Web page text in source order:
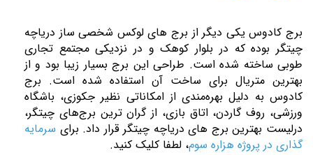
برج کادوس یکی دیگر از برج‌ های لوکس شخصی‌ ساز دریاچه
چیتگر بوده که در بلوار کوهک و در نزدیکی مجتمع تجاری
طوبی ساخته ‌شده است. طراحی این برج بسیار زیبا بود و از
بهترین متریال برای ساخت آن استفاده ‌شده است. برج
کادوس به دلیل بهره‌مندی از امکاناتی نظیر جکوزی، باشگاه
ورزشی، روف گاردن، اتاق بازی، از گران ‌ترین برج‌های چیتگر،
درلیست بهترین برج های دریاچه چیتگر قرار داد. برای سرمایه
گذاری در پروژه هزاره سوم، لطفا کلیک کنید.